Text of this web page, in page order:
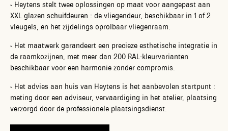
- Heytens stelt twee oplossingen op maat voor aangepast aan
XXL glazen schuifdeuren : de vliegendeur, beschikbaar in 1 of 2
vleugels, en het zijdelings oprolbaar vliegenraam.
- Het maatwerk garandeert een precieze esthetische integratie in
de raamkozijnen, met meer dan 200 RAL-kleurvarianten
beschikbaar voor een harmonie zonder compromis.
- Het advies aan huis van Heytens is het aanbevolen startpunt :
meting door een adviseur, vervaardiging in het atelier, plaatsing
verzorgd door de professionele plaatsingsdienst.